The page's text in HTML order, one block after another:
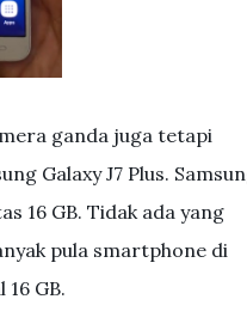
ganda juga tetapi
Galaxy J7 Plus.
16 GB. Tidak ada yang
pula smartphone di
GB.